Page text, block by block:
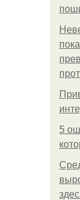
5